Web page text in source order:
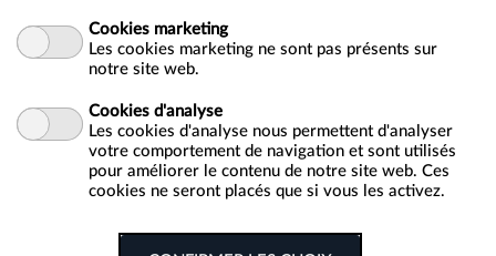
-> Arrivée : Vaux-le-Vicomte.
Horaire unique :16h30
Retour : Depuis Vaux-le-Vicomte jusqu'à PARIS.
Départ du parking de Vaux-le-Vicomte
-> Arrivée : PARIS. Arrêt de bus : Terroirs de France. Avenue des
Terroirs de France. Proche Métro Cour Saint Émilion (Ligne 14)
Cookies marketing
Les cookies marketing ne sont pas présents sur
notre site web.
Cookies d'analyse
Les cookies d'analyse nous permettent d'analyser
votre comportement de navigation et sont utilisés
pour améliorer le contenu de notre site web. Ces
cookies ne seront placés que si vous les activez.